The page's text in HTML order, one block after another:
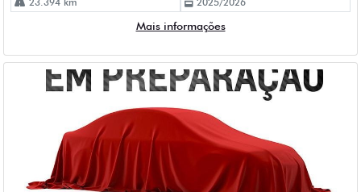
Mais informações